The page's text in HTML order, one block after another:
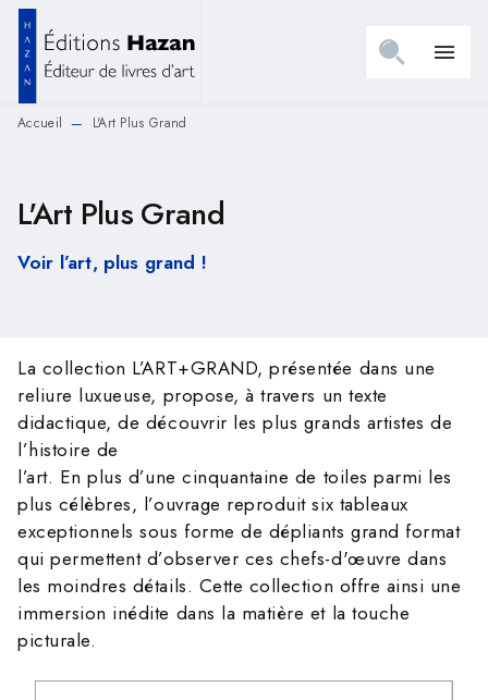
MENU RECHERCHE
PIED DE PAGE
menu
Accueil — L'Art Plus Grand
L'Art Plus Grand
Voir l’art, plus grand !
La collection L’ART+GRAND, présentée dans une
reliure luxueuse, propose, à travers un texte
didactique, de découvrir les plus grands artistes de
l’histoire de
l’art. En plus d’une cinquantaine de toiles parmi les
plus célèbres, l’ouvrage reproduit six tableaux
exceptionnels sous forme de dépliants grand format
qui permettent d’observer ces chefs-d'œuvre dans
les moindres détails. Cette collection offre ainsi une
immersion inédite dans la matière et la touche
picturale.